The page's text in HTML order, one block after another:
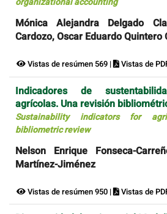
Mónica Alejandra Delgado
Cardozo, Oscar Eduardo Quintero
Vistas de resúmen 569 | Vistas de
Indicadores de
agrícolas. Una revisión
Sustainability indicators for
bibliometric review
Nelson Enrique Fonseca-
Martínez-Jiménez
Vistas de resúmen 950 | Vistas de